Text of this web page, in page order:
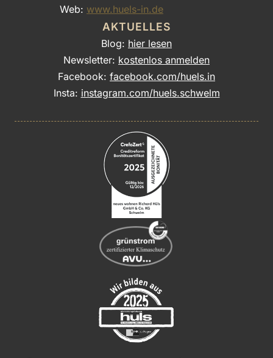
Web: www.huels-in.de
AKTUELLES
Blog: hier lesen
Newsletter: kostenlos anmelden
Facebook: facebook.com/huels.in
Insta: instagram.com/huels.schwelm